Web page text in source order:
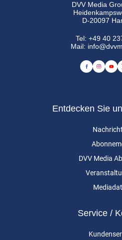
DVV Media
D-20097
Tel:+49 40
Mail:
Entdecken Sie
DVV Media
Service /